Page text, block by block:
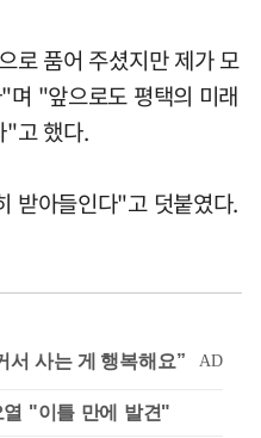
로 품어 주셨지만 제가 모
며 "앞으로도 평택의 미래
"고 했다.
받아들인다"고 덧붙였다.
열 "이틀 만에 발견"